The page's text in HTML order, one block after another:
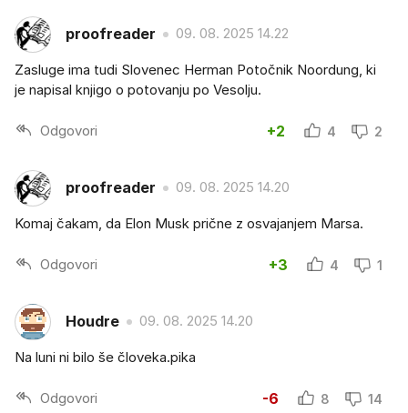
proofreader 09. 08. 2025 14.22
Zasluge ima tudi Slovenec Herman Potočnik Noordung, ki
je napisal knjigo o potovanju po Vesolju.
Odgovori +2 4 2
proofreader 09. 08. 2025 14.20
Komaj čakam, da Elon Musk prične z osvajanjem Marsa.
Odgovori +3 4 1
Houdre 09. 08. 2025 14.20
Na luni ni bilo še človeka.pika
Odgovori -6 8 14